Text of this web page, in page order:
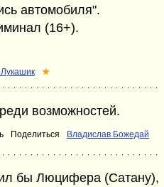
автомобиля".
(16+).
★
возможностей.
Поделиться Владислав Божедай
бы Люцифера (Сатану),